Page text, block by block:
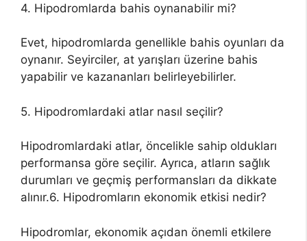
4. Hipodromlarda bahis oynanabilir mi?
Evet, hipodromlarda genellikle bahis oyunları da
oynanır. Seyirciler, at yarışları üzerine bahis
yapabilir ve kazananları belirleyebilirler.
5. Hipodromlardaki atlar nasıl seçilir?
Hipodromlardaki atlar, öncelikle sahip oldukları
performansa göre seçilir. Ayrıca, atların sağlık
durumları ve geçmiş performansları da dikkate
alınır.6. Hipodromların ekonomik etkisi nedir?
Hipodromlar, ekonomik açıdan önemli etkilere